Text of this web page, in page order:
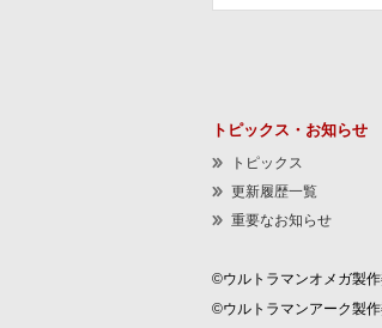
トピックス・お知らせ
トピックス
更新履歴一覧
重要なお知らせ
©ウルトラマンオメガ製
©ウルトラマンアーク製